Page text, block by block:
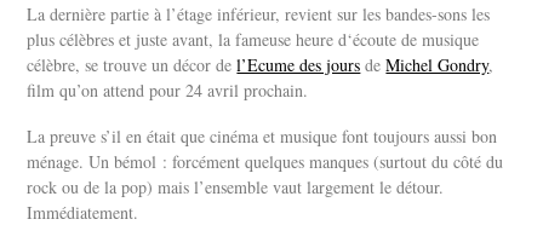
La dernière partie à l’étage inférieur, revient sur les bandes-sons les
plus célèbres et juste avant, la fameuse heure d‘écoute de musique
célèbre, se trouve un décor del’Ecume des jours deMichel Gondry,
film qu’on attend pour 24 avril prochain.
La preuve s’il en était que cinéma et musique font toujours aussi bon
ménage. Un bémol : forcément quelques manques (surtout du côté du
rock ou de la pop) mais l’ensemble vaut largement le détour.
Immédiatement.